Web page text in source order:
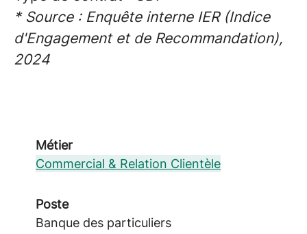
* Source : Enquête interne IER (Indice
d'Engagement et de Recommandation),
2024
Métier
Commercial & Relation Clientèle
Poste
Banque des particuliers